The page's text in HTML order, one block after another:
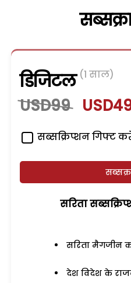
डिजिटल (1 साल)
USD99
सब्सक्रिप्शन गिफ्ट
सरिता
सरिता मैगजीन
देश विदेश के